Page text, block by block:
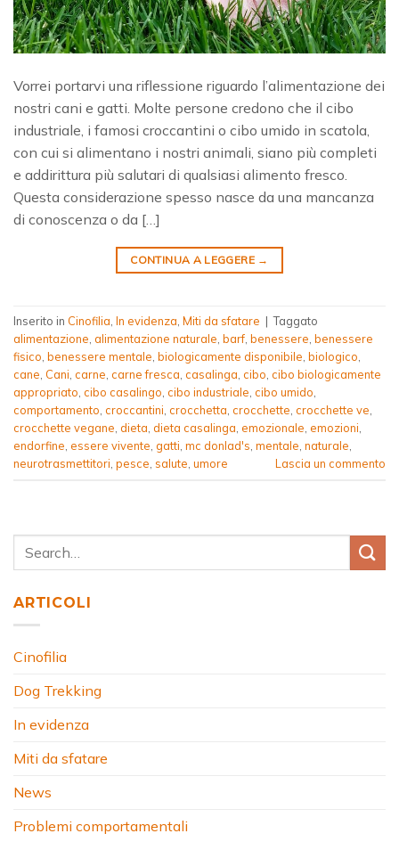
Vorrei portarvi una riflessione riguardo l’alimentazione dei
nostri cani e gatti. Molte persone credono che il cibo
industriale, i famosi croccantini o cibo umido in scatola,
con cui si alimentano i nostri animali, siano più completi
e addirittura più salutari di qualsiasi alimento fresco.
Questa considerazione spesso nasce da una mancanza
di conoscenza o da […]
CONTINUA A LEGGERE →
Inserito in Cinofilia, In evidenza, Miti da sfatare | Taggato
alimentazione, alimentazione naturale, barf, benessere, benessere
fisico, benessere mentale, biologicamente disponibile, biologico,
cane, Cani, carne, carne fresca, casalinga, cibo, cibo biologicamente
appropriato, cibo casalingo, cibo industriale, cibo umido,
comportamento, croccantini, crocchetta, crocchette, crocchette ve,
crocchette vegane, dieta, dieta casalinga, emozionale, emozioni,
endorfine, essere vivente, gatti, mc donlad's, mentale, naturale,
neurotrasmettitori, pesce, salute, umore Lascia un commento
ARTICOLI
Cinofilia
Dog Trekking
In evidenza
Miti da sfatare
News
Problemi comportamentali